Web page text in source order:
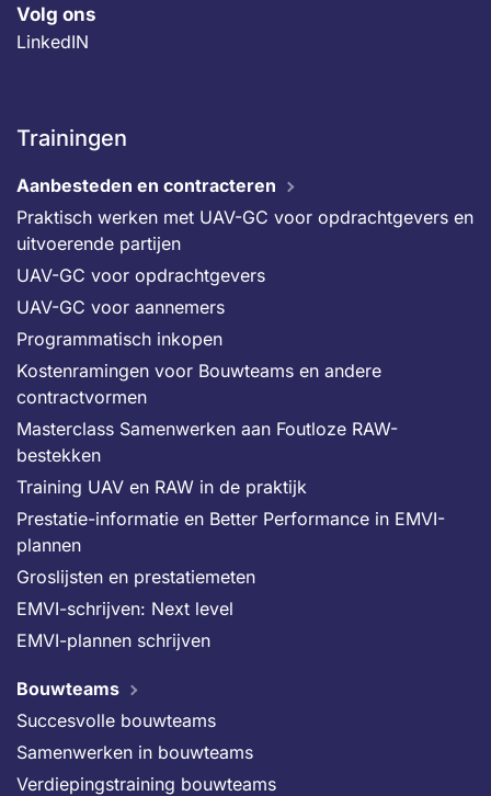
Volg ons
LinkedIN
Trainingen
Aanbesteden en contracteren
Praktisch werken met UAV-GC voor opdrachtgevers en
uitvoerende partijen
UAV-GC voor opdrachtgevers
UAV-GC voor aannemers
Programmatisch inkopen
Kostenramingen voor Bouwteams en andere
contractvormen
Masterclass Samenwerken aan Foutloze RAW-
bestekken
Training UAV en RAW in de praktijk
Prestatie-informatie en Better Performance in EMVI-
plannen
Groslijsten en prestatiemeten
EMVI-schrijven: Next level
EMVI-plannen schrijven
Bouwteams
Succesvolle bouwteams
Samenwerken in bouwteams
Verdiepingstraining bouwteams